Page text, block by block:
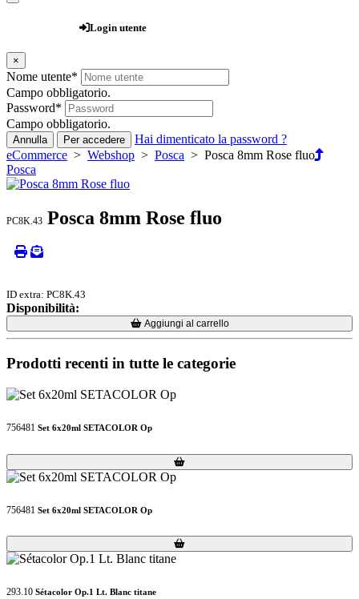
Login utente
×
Nome utente*
Campo obbligatorio.
Password*
Campo obbligatorio.
Annulla Per accedere
Hai dimenticato la password ?
eCommerce > Webshop > Posca > Posca 8mm Rose fluo
Posca
PC8K.43 Posca 8mm Rose fluo
ID extra: PC8K.43
Disponibilità:
Loading...
Loading... Aggiungi al carrello
Prodotti recenti in tutte le categorie
756481 Set 6x20ml SETACOLOR Op
Loading...
Loading...
756481 Set 6x20ml SETACOLOR Op
Loading...
Loading...
293.10 Sétacolor Op.1 Lt. Blanc titane